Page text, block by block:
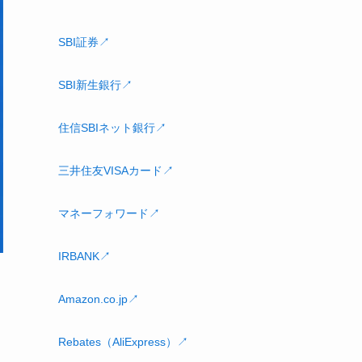
SBI証券↗
SBI新生銀行↗
住信SBIネット銀行↗
三井住友VISAカード↗
マネーフォワード↗
IRBANK↗
Amazon.co.jp↗
Rebates（AliExpress）↗